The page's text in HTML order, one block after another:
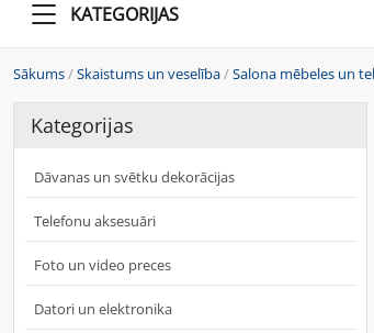
KATEGORIJAS
Sākums/Skaistums un veselība/Salona mēbeles un
Kategorijas
Dāvanas un svētku dekorācijas
Telefonu aksesuāri
Foto un video preces
Datori un elektronika